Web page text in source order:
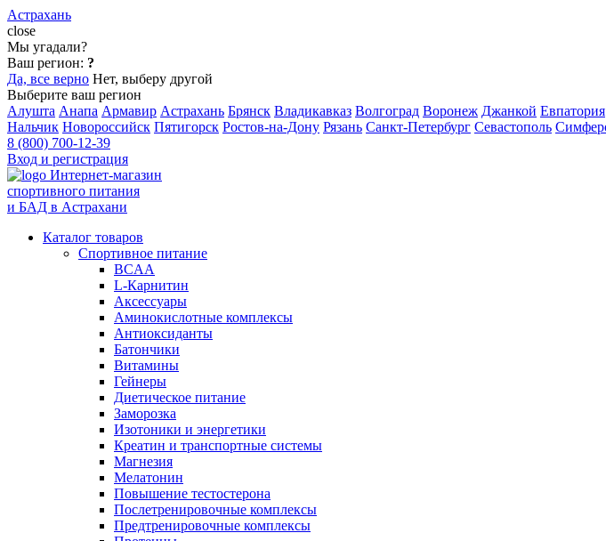
Астрахань
close
Мы угадали?
Ваш регион: ?
Да, все верно Нет, выберу другой
Выберите ваш регион
Алушта Анапа Армавир Астрахань Брянск Владикавказ Волгоград Воронеж Джанкой Евпатория
Нальчик Новороссийск Пятигорск Ростов-на-Дону Рязань Санкт-Петербург Севастополь
8 (800) 700-12-39
Вход и регистрация
Интернет-магазин
спортивного питания
и БАД в Астрахани
Каталог товаров
Спортивное питание
BCAA
L-Карнитин
Аксессуары
Аминокислотные комплексы
Антиоксиданты
Батончики
Витамины
Гейнеры
Диетическое питание
Заморозка
Изотоники и энергетики
Креатин и транспортные системы
Магнезия
Мелатонин
Повышение тестостерона
Послетренировочные комплексы
Предтренировочные комплексы